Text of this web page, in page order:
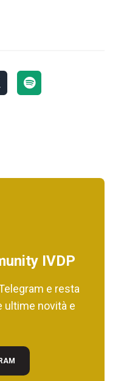
IVDP
e resta
ultime novità e